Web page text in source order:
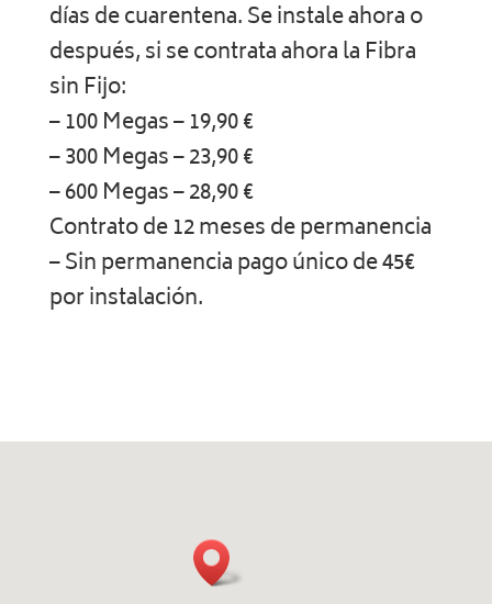
días de cuarentena. Se instale ahora o
después, si se contrata ahora la Fibra
sin Fijo:
– 100 Megas – 19,90 €
– 300 Megas – 23,90 €
– 600 Megas – 28,90 €
Contrato de 12 meses de permanencia
– Sin permanencia pago único de 45€
por instalación.